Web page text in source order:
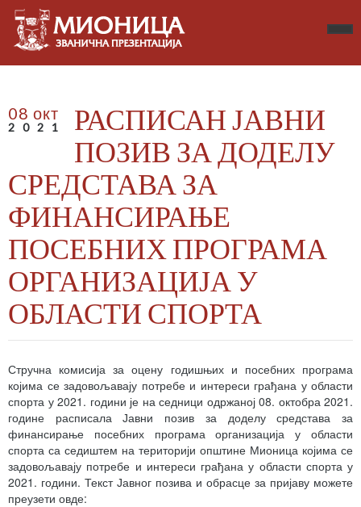
08 окт
2021
РАСПИСАН ЈАВНИ
ПОЗИВ ЗА ДОДЕЛУ
СРЕДСТАВА ЗА
ФИНАНСИРАЊЕ
ПОСЕБНИХ ПРОГРАМА
ОРГАНИЗАЦИЈА У
ОБЛАСТИ СПОРТА
Стручна комисија за оцену годишњих и посебних програма
којима се задовољавају потребе и интереси грађана у области
спорта у 2021. години је на седници одржаној 08. октобра 2021.
године расписала Јавни позив за доделу средстава за
финансирање посебних програма организација у области
спорта са седиштем на територији општине Мионица којима се
задовољавају потребе и интереси грађана у области спорта у
2021. години. Текст Јавног позива и обрасце за пријаву можете
преузети овде: